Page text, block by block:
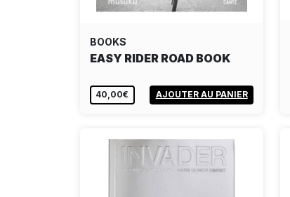
BOOKS
EASY RIDER ROAD BOOK
40,00€ AJOUTER AU PANIER